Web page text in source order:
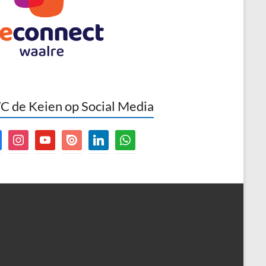
de Keien op Social Media
instagramyoutubeissuu linkedinwhatsapp